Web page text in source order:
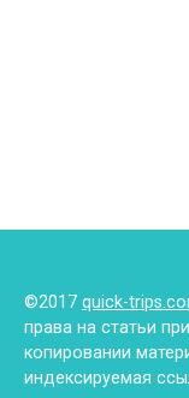
©2017 quick-
права на статьи
копировании
индексируемая